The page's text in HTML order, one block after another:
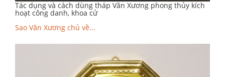
Tác dụng và cách dùng tháp Văn Xương phong thủy kích
hoạt công danh, khoa cử
Sao Văn Xương chủ về...